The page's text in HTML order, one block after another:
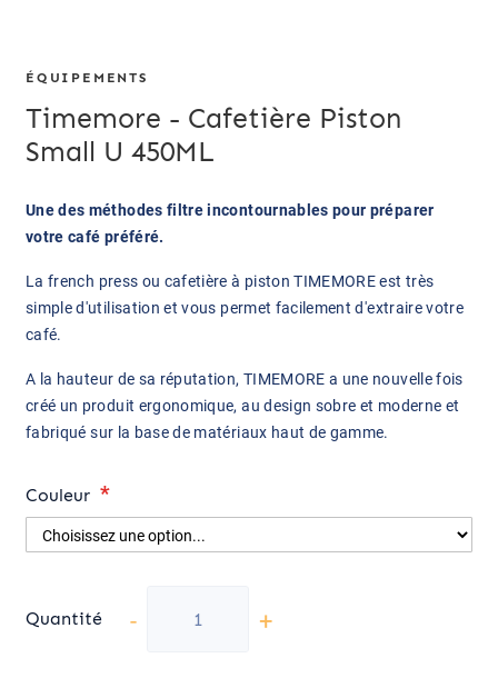
ÉQUIPEMENTS
Timemore - Cafetière Piston
Small U 450ML
Une des méthodes filtre incontournables pour préparer
votre café préféré.
La french press ou cafetière à piston TIMEMORE est très
simple d'utilisation et vous permet facilement d'extraire votre
café.
A la hauteur de sa réputation, TIMEMORE a une nouvelle fois
créé un produit ergonomique, au design sobre et moderne et
fabriqué sur la base de matériaux haut de gamme.
Couleur
Quantité - +